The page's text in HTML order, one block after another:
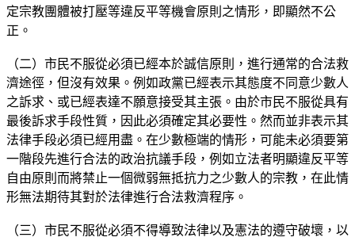
定宗教團體被打壓等違反平等機會原則之情形，即顯然不公
正。
（二）市民不服從必須已經本於誠信原則，進行通常的合法救
濟途徑，但沒有效果。例如政黨已經表示其態度不同意少數人
之訴求、或已經表達不願意接受其主張。由於市民不服從具有
最後訴求手段性質，因此必須確定其必要性。然而並非表示其
法律手段必須已經用盡。在少數極端的情形，可能未必須要第
一階段先進行合法的政治抗議手段，例如立法者明顯違反平等
自由原則而將禁止一個微弱無抵抗力之少數人的宗教，在此情
形無法期待其對於法律進行合法救濟程序。
（三）市民不服從必須不得導致法律以及憲法的遵守破壞，以